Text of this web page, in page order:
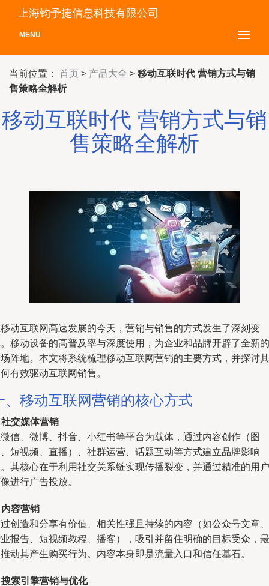
上海钧予捷信息科技有限公司
MENU
当前位置： 首页 > 产品大全 > 移动互联时代 营销方式与销
售策略全解析
移动互联时代 营销方式与销
售策略全解析
动互联网高速发展的今天，营销与销售的方式发生了深刻变
移动设备的高普及率与深度使用，为企业和品牌开辟了全新的
阵地。本文将系统梳理移动互联网营销的主要方式，并探讨其
有效驱动互联网销售。
、移动互联网营销的核心方式
社交媒体营销
信、微博、抖音、小红书等平台为载体，通过内容创作（图
短视频、直播）、社群运营、话题互动等方式建立品牌影响
其核心在于利用社交关系链实现传播裂变，并通过精准的用户
进行广告投放。
内容营销
创造和分享有价值、相关性强且持续的内容（如公众号文章、
报告、短视频教程、播客），吸引并留住明确的目标受众，最
动其产生购买行为。内容本身即是流量入口和信任基石。
搜索引擎营销与优化